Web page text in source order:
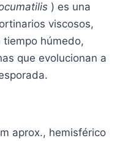
) es una
viscosos,
tiempo húmedo,
que evolucionan a
aprox., hemisférico